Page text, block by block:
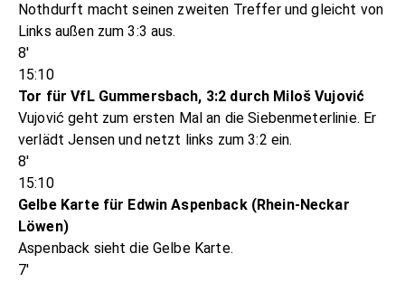
Nothdurft macht seinen zweiten Treffer und gleicht von
Links außen zum 3:3 aus.
8'
15:10
Tor für VfL Gummersbach, 3:2 durch Miloš Vujović
Vujović geht zum ersten Mal an die Siebenmeterlinie. Er
verlädt Jensen und netzt links zum 3:2 ein.
8'
15:10
Gelbe Karte für Edwin Aspenback (Rhein-Neckar
Löwen)
Aspenback sieht die Gelbe Karte.
7'